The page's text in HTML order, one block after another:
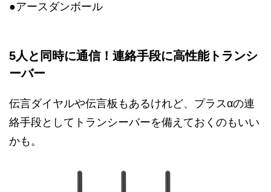
●アースダンボール
5人と同時に通信！連絡手段に高性能トランシ
ーバー
伝言ダイヤルや伝言板もあるけれど、プラスαの連
絡手段としてトランシーバーを備えておくのもいい
かも。